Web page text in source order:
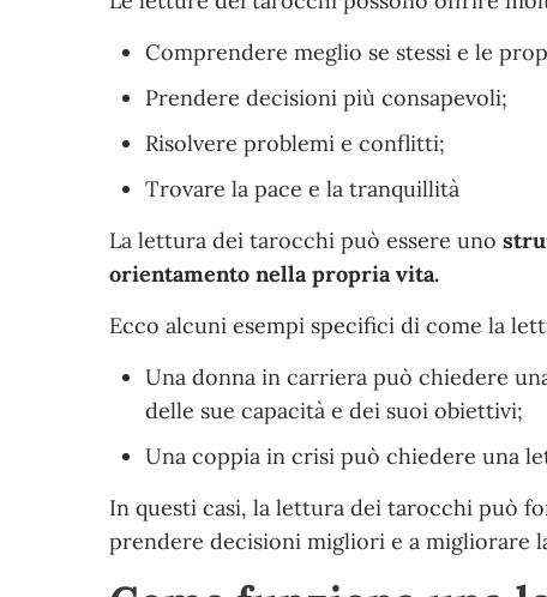
Comprendere meglio se stessi e le
Prendere decisioni più consapevoli;
Risolvere problemi e conflitti;
Trovare la pace e la tranquillità
La lettura dei tarocchi può essere uno
orientamento nella propria vita.
Ecco alcuni esempi specifici di come la
Una donna in carriera può chiedere
delle sue capacità e dei suoi obiettivi;
Una coppia in crisi può chiedere una
In questi casi, la lettura dei tarocchi può
prendere decisioni migliori e a migliorare